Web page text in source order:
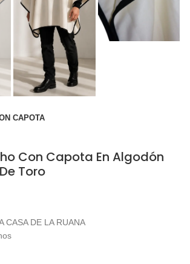
CAPOTA
Con Capota En Algodón
Toro
CASA DE LA RUANA